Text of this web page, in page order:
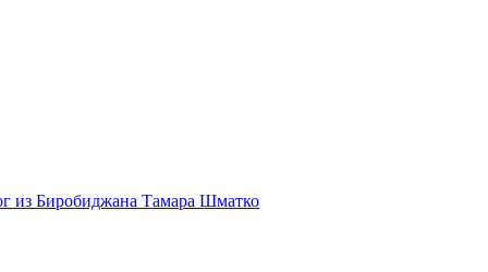
из Биробиджана Тамара Шматко